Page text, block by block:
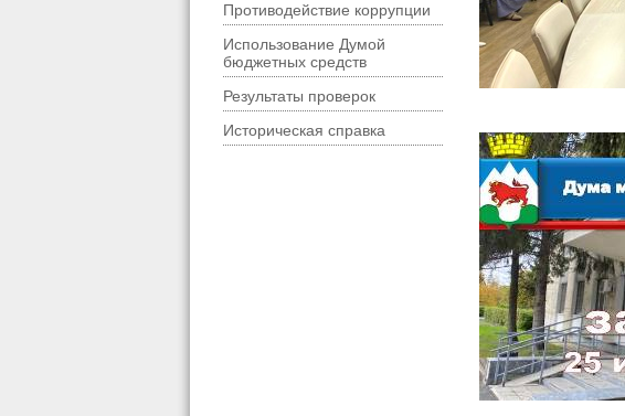
Противодействие коррупции
Использование Думой
бюджетных средств
Результаты проверок
Историческая справка